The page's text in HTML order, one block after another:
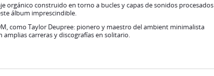
orgánico construido en torno a bucles y capas de sonidos procesados
álbum imprescindible.
como Taylor Deupree: pionero y maestro del ambient minimalista
carreras y discografías en solitario.